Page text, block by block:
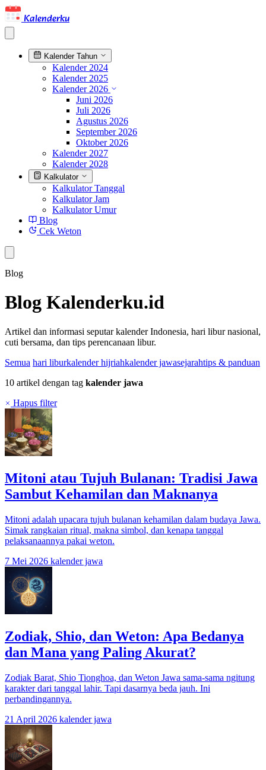
Kalenderku
Kalender Tahun
Kalender 2024
Kalender 2025
Kalender 2026
Juni 2026
Juli 2026
Agustus 2026
September 2026
Oktober 2026
Kalender 2027
Kalender 2028
Kalkulator
Kalkulator Tanggal
Kalkulator Jam
Kalkulator Umur
Blog
Cek Weton
Blog
Blog Kalenderku.id
Artikel dan informasi seputar kalender Indonesia, hari libur nasional,
cuti bersama, dan tips perencanaan libur.
Semua hari liburkalender hijriahkalender jawasejarahtips & panduan
10 artikel dengan tag kalender jawa
Hapus filter
Mitoni atau Tujuh Bulanan: Tradisi Jawa
Sambut Kehamilan dan Maknanya
Mitoni adalah upacara tujuh bulanan kehamilan dalam budaya Jawa.
Simak rangkaian ritual, makna simbol, dan kenapa tanggal
pelaksanaannya pakai weton.
7 Mei 2026 kalender jawa
Zodiak, Shio, dan Weton: Apa Bedanya
dan Mana yang Paling Akurat?
Zodiak Barat, Shio Tionghoa, dan Weton Jawa sama-sama ngitung
karakter dari tanggal lahir. Tapi dasarnya beda jauh. Ini
perbandingannya.
21 April 2026 kalender jawa